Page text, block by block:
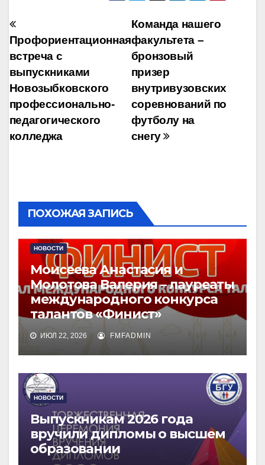
Навигация
по
записям
Команда нашего
факультета –
бронзовый
призер
внутривузовских
соревнований по
футболу на
снегу
Профориентационная
встреча с
выпускниками
Новозыбковского
профессионально-
педагогического
колледжа
ПОХОЖАЯ ЗАПИСЬ
НОВОСТИ
Моисеева Анастасия и
Молотова Валерия – лауреаты
международного конкурса
талантов «Финист»
ИЮЛ 22, 2026 FMFADMIN
НОВОСТИ
Выпускникам 2026 года
вручили дипломы о высшем
образовании